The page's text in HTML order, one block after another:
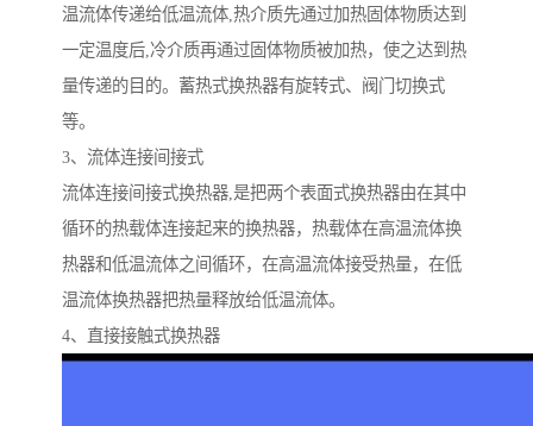
温流体传递给低温流体,热介质先通过加热固体物质达到
一定温度后,冷介质再通过固体物质被加热，使之达到热
量传递的目的。蓄热式换热器有旋转式、阀门切换式
等。
3、流体连接间接式
流体连接间接式换热器,是把两个表面式换热器由在其中
循环的热载体连接起来的换热器，热载体在高温流体换
热器和低温流体之间循环，在高温流体接受热量，在低
温流体换热器把热量释放给低温流体。
4、直接接触式换热器